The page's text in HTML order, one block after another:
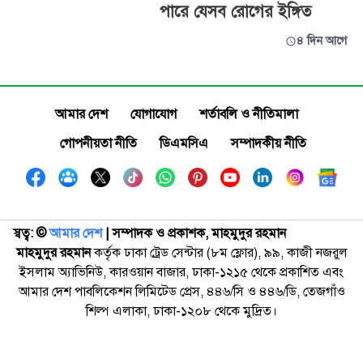
পারে যেসব রোগের ইঙ্গিত
৪ দিন আগে
আমার দেশ যোগাযোগ
শর্তাবলি ও নীতিমালা
গোপনীয়তা নীতি
ডিএমসিএ সম্পাদকীয় নীতি
স্বত্ব: ©️আমার দেশ| সম্পাদক ও প্রকাশক, মাহমুদুর রহমান
মাহমুদুর রহমানকর্তৃক ঢাকা ট্রেড সেন্টার (৮ম ফ্লোর), ৯৯, কাজী নজরুল
ইসলাম অ্যাভিনিউ, কারওয়ান বাজার, ঢাকা-১২১৫ থেকে প্রকাশিত এবং
আমার দেশ পাবলিকেশন লিমিটেড প্রেস, ৪৪৬/সি ও ৪৪৬/ডি, তেজগাঁও
শিল্প এলাকা, ঢাকা-১২০৮ থেকে মুদ্রিত।